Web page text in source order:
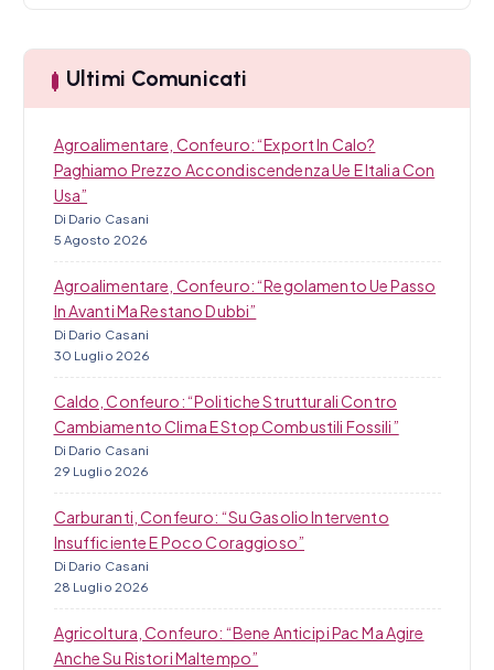
l
a
Ultimi Comunicati
Agroalimentare, Confeuro: “Export In Calo?
Paghiamo Prezzo Accondiscendenza Ue E Italia Con
Usa”
Di Dario Casani
5 Agosto 2026
Agroalimentare, Confeuro: “Regolamento Ue Passo
In Avanti Ma Restano Dubbi”
Di Dario Casani
30 Luglio 2026
Caldo, Confeuro: “Politiche Strutturali Contro
Cambiamento Clima E Stop Combustili Fossili”
Di Dario Casani
29 Luglio 2026
Carburanti, Confeuro: “Su Gasolio Intervento
Insufficiente E Poco Coraggioso”
Di Dario Casani
28 Luglio 2026
Agricoltura, Confeuro: “Bene Anticipi Pac Ma Agire
Anche Su Ristori Maltempo”